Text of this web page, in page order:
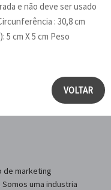
e não deve ser usado
: 30,8 cm
5 cm X 5 cm Peso
VOLTAR
de marketing
uma industria